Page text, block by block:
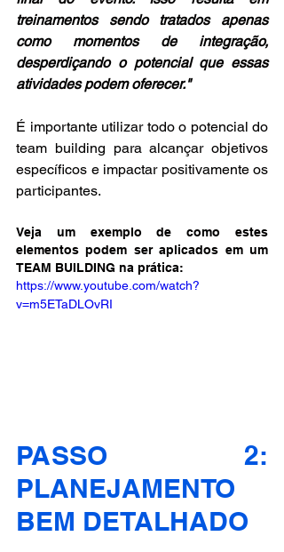
treinamentos sendo tratados apenas
como momentos de integração,
desperdiçando o potencial que essas
atividades podem oferecer."
É importante utilizar todo o potencial do
team building para alcançar objetivos
específicos e impactar positivamente os
participantes.
Veja um exemplo de como estes
elementos podem ser aplicados em um
TEAM BUILDING na prática:
https://www.youtube.com/watch?
v=m5ETaDLOvRI
PASSO 2:
PLANEJAMENTO
BEM DETALHADO